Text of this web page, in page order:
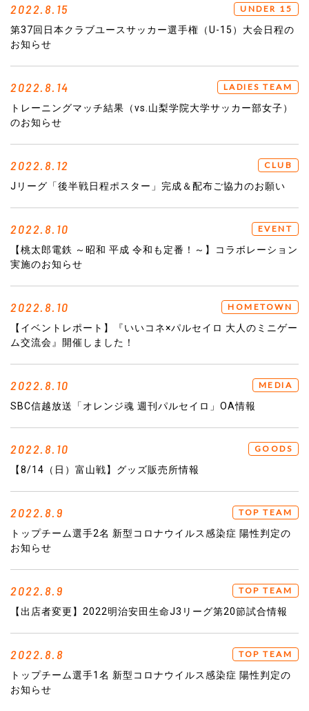
2022.8.15 UNDER 15
第37回日本クラブユースサッカー選手権（U-15）大会日程の
お知らせ
2022.8.14 LADIES TEAM
トレーニングマッチ結果（vs.山梨学院大学サッカー部女子）
のお知らせ
2022.8.12 CLUB
Jリーグ「後半戦日程ポスター」完成＆配布ご協力のお願い
2022.8.10 EVENT
【桃太郎電鉄 ～昭和 平成 令和も定番！～】コラボレーション
実施のお知らせ
2022.8.10 HOMETOWN
【イベントレポート】『いいコネ×パルセイロ 大人のミニゲー
ム交流会』開催しました！
2022.8.10 MEDIA
SBC信越放送「オレンジ魂 週刊パルセイロ」OA情報
2022.8.10 GOODS
【8/14（日）富山戦】グッズ販売所情報
2022.8.9 TOP TEAM
トップチーム選手2名 新型コロナウイルス感染症 陽性判定の
お知らせ
2022.8.9 TOP TEAM
【出店者変更】2022明治安田生命J3リーグ第20節試合情報
2022.8.8 TOP TEAM
トップチーム選手1名 新型コロナウイルス感染症 陽性判定の
お知らせ